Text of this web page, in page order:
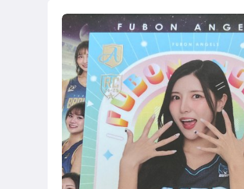
嬰幼兒與孕婦
圖書/影音/文具
成人專區
手機、配件與通訊
玩具、模型與公仔
男性精品與服飾